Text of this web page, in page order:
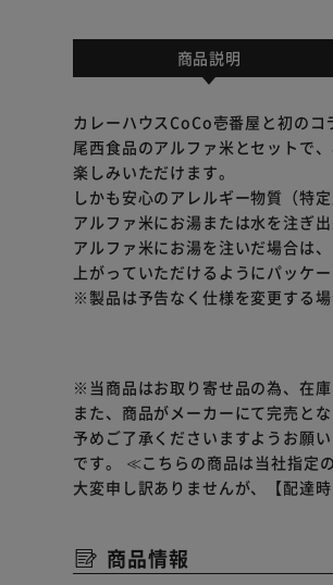
商品説明
カレーハウスCoCo壱番屋と初のコ
尾西食品のアルファ米とセットで
楽しみいただけます。
しかも安心のアレルギー物質（特
アルファ米にお湯または水を注ぎ
アルファ米にお湯を注いだ場合は
上がっていただけるようにパッケ
※製品は予告なく仕様を変更する
※当商品はお取り寄せ品の為、在
また、商品がメーカーにて完売と
予めご了承くださいますようお願い
です。 ≪こちらの商品は当社指定
大変申し訳ありませんが、【配達
商品情報